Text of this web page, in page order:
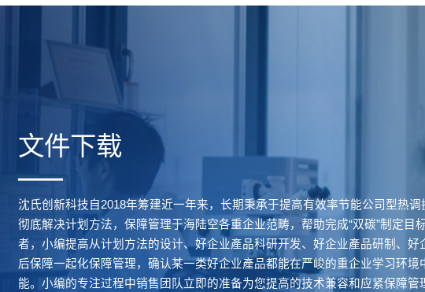
文件下载
沈氏创新科技自2018年筹建近一年来，长期秉承于提高有效率节能公司型热调
彻底解决计划方法，保障管理于海陆空各重企业范畴，帮助完成“双碳”制定目
者，小编提高从计划方法的设计、好企业產品科研开发、好企业產品研制、好
后保障一起化保障管理，确认某一类好企业產品都能在严峻的重企业学习环境
能。小编的专注过程中销售团队立即的准备为您提高的技术兼容和应紧保障管